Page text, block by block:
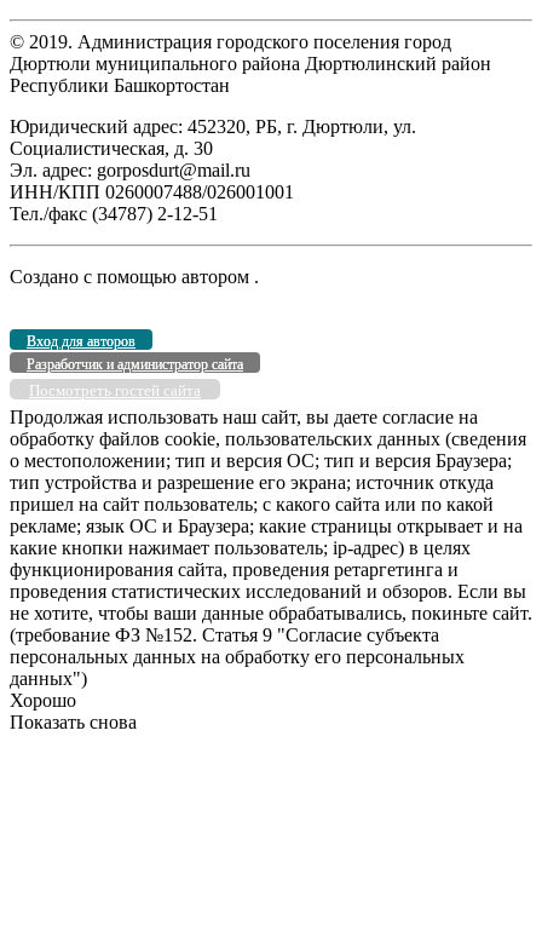
© 2019. Администрация городского поселения город
Дюртюли муниципального района Дюртюлинский район
Республики Башкортостан
Юридический адрес: 452320, РБ, г. Дюртюли, ул.
Социалистическая, д. 30
Эл. адрес: gorposdurt@mail.ru
ИНН/КПП 0260007488/026001001
Тел./факс (34787) 2-12-51
Создано с помощью автором .
Вход для авторов
Разработчик и администратор сайта
Посмотреть гостей сайта
Продолжая использовать наш сайт, вы даете согласие на
обработку файлов cookie, пользовательских данных (сведения
о местоположении; тип и версия ОС; тип и версия Браузера;
тип устройства и разрешение его экрана; источник откуда
пришел на сайт пользователь; с какого сайта или по какой
рекламе; язык ОС и Браузера; какие страницы открывает и на
какие кнопки нажимает пользователь; ip-адрес) в целях
функционирования сайта, проведения ретаргетинга и
проведения статистических исследований и обзоров. Если вы
не хотите, чтобы ваши данные обрабатывались, покиньте сайт.
(требование ФЗ №152. Статья 9 "Согласие субъекта
персональных данных на обработку его персональных
данных")
Хорошо
Показать снова